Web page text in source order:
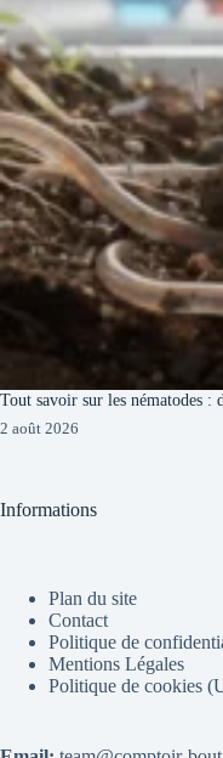
Tout savoir sur les nématodes
2 août 2026
Informations
Plan du site
Contact
Politique de
Mentions Légales
Politique de cookies